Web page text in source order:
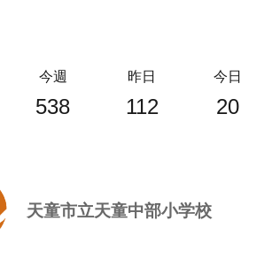
今週
538
昨日
112
今日
20
天童市立天童中部小学校